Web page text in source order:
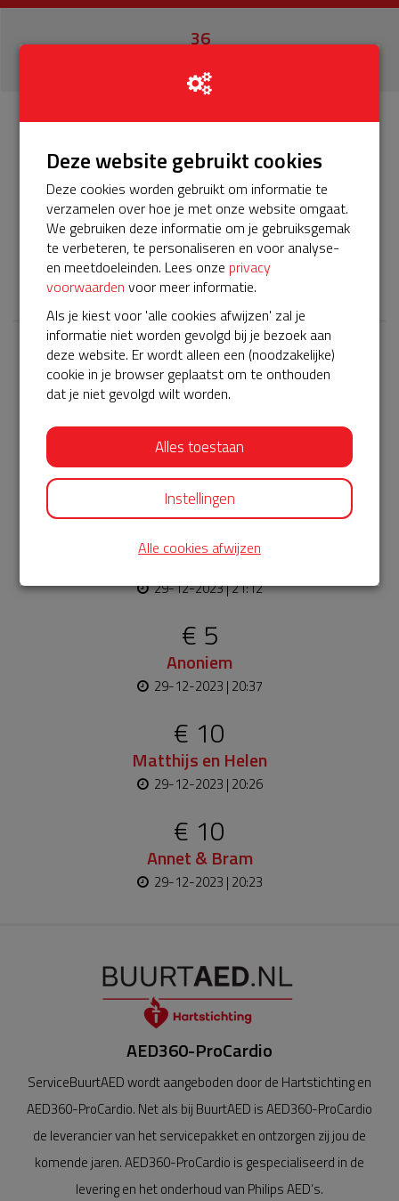
36
Het servicepakket van onze BuurtAED verloopt bijna en
moet worden verlengd, zodat onze AED gebruiksklaar
blijft. Help je mee? Doneer voor ons servicepakket!
𝕏
Laatste donaties
Bekijk alle
€ 5
Anoniem
29-12-2023 | 21:32
€ 5
H
29-12-2023 | 21:12
€ 5
Anoniem
29-12-2023 | 20:37
€ 10
Matthijs en Helen
29-12-2023 | 20:26
€ 10
Annet & Bram
29-12-2023 | 20:23
AED360-ProCardio
ServiceBuurtAED wordt aangeboden door de Hartstichting en
AED360-ProCardio. Net als bij BuurtAED is AED360-ProCardio
de leverancier van het servicepakket en ontzorgen zij jou de
komende jaren. AED360-ProCardio is gespecialiseerd in de
levering en het onderhoud van Philips AED’s.
Deze website gebruikt cookies
Deze cookies worden gebruikt om informatie te
verzamelen over hoe je met onze website omgaat.
We gebruiken deze informatie om je gebruiksgemak
te verbeteren, te personaliseren en voor analyse-
en meetdoeleinden. Lees onze privacy
voorwaarden voor meer informatie.
Als je kiest voor 'alle cookies afwijzen' zal je
informatie niet worden gevolgd bij je bezoek aan
deze website. Er wordt alleen een (noodzakelijke)
cookie in je browser geplaatst om te onthouden
dat je niet gevolgd wilt worden.
Alles toestaan
Instellingen
Alle cookies afwijzen